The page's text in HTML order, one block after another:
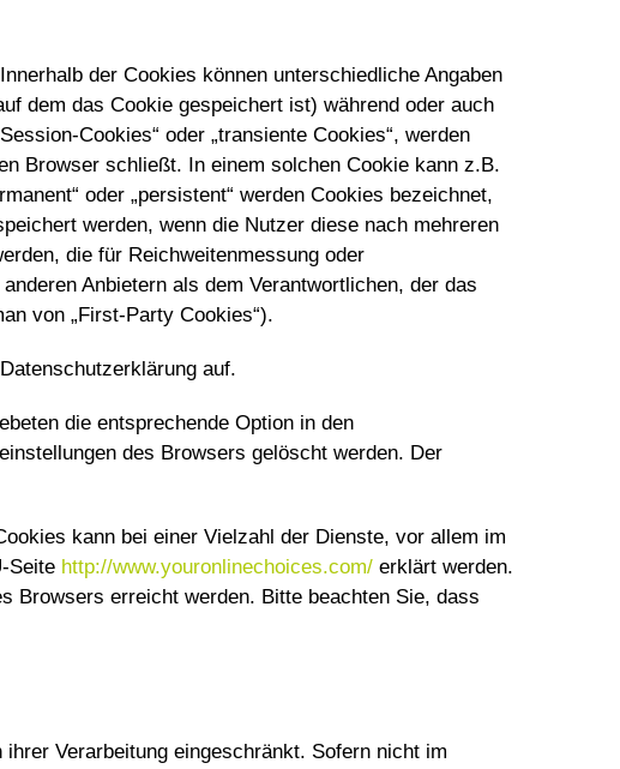
der Cookies können unterschiedliche Angaben
dem das Cookie gespeichert ist) während oder auch
Cookies“ oder „transiente Cookies“, werden
Browser schließt. In einem solchen Cookie kann z.B.
oder „persistent“ werden Cookies bezeichnet,
werden, wenn die Nutzer diese nach mehreren
die für Reichweitenmessung oder
Anbietern als dem Verantwortlichen, der das
von „First-Party Cookies“).
auf.
die entsprechende Option in den
des Browsers gelöscht werden. Der
kann bei einer Vielzahl der Dienste, vor allem im
Seite http://www.youronlinechoices.com/ erklärt werden.
Browsers erreicht werden. Bitte beachten Sie, dass
Verarbeitung eingeschränkt. Sofern nicht im